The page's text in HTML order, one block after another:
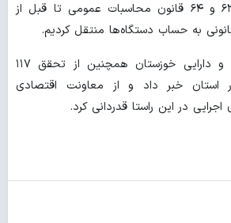
عمرانی را طبق مواد ۶۳ و ۶۴ قانون محاسبات عمومی تا قبل از
مدیرکل امور اقتصادی و دارایی خوزستان همچنین از تحقق ۱۱۷
تبصره ۱۸ در استان خبر داد و از معاونت اقتصادی
در این راستا قدردانی کرد.